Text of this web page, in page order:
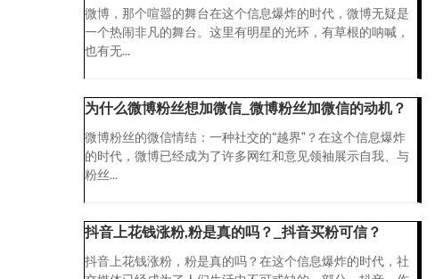
微博，那个喧嚣的舞台在这个信息爆炸的时代，微博无疑是
一个热闹非凡的舞台。这里有明星的光环，有草根的呐喊，
也有无...
为什么微博粉丝想加微信_微博粉丝加微信的动机？
微博粉丝的微信情结：一种社交的“越界”？在这个信息爆炸
的时代，微博已经成为了许多网红和意见领袖展示自我、与
粉丝...
抖音上花钱涨粉,粉是真的吗？_抖音买粉可信？
抖音上花钱涨粉，粉是真的吗？在这个信息爆炸的时代，社